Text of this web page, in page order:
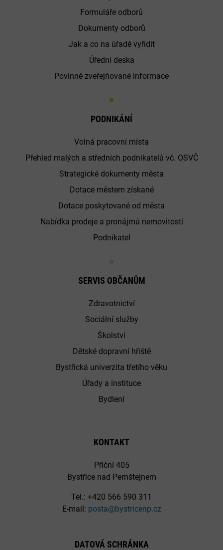
Formuláře odborů
Dokumenty odborů
Jak a co na úřadě vyřídit
Úřední deska
Povinně zveřejňované informace
PODNIKÁNÍ
Volná pracovní místa
Přehled malých a středních podnikatelů vč. OSVČ
Strategické dokumenty města
Dotace městem získané
Dotace poskytované od města
Nabídka prodeje a pronájmů nemovitostí
Podnikatel
SERVIS OBČANŮM
Zdravotnictví
Sociální služby
Školství
Dětské dopravní hřiště
Bystřická univerzita třetího věku
Úřady a instituce
Bydlení
KONTAKT
Příční 405
Bystřice nad Pernštejnem
Tel.: +420 566 590 311
E-mail: posta@bystricenp.cz
DATOVÁ SCHRÁNKA